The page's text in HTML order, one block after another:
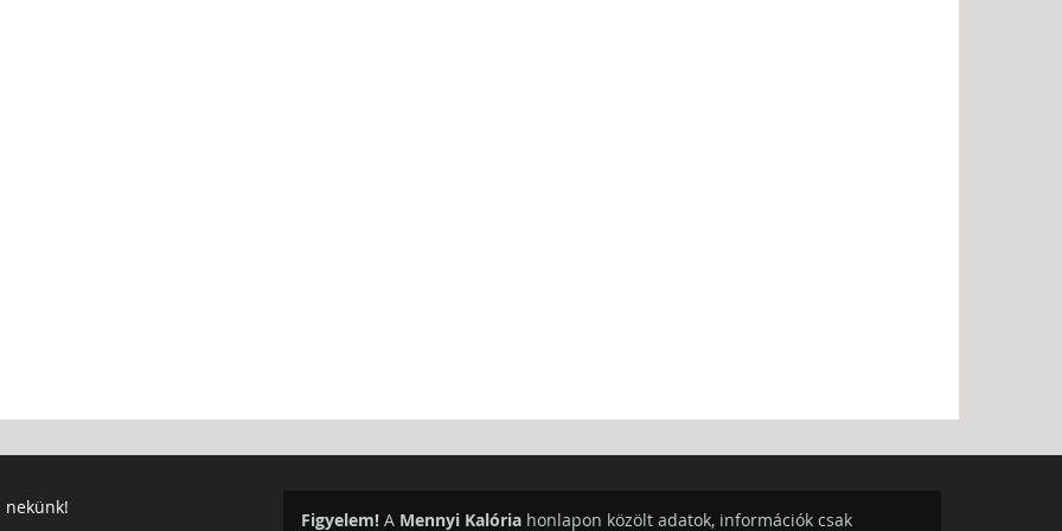
nekünk!
Figyelem! A Mennyi Kalória honlapon közölt adatok, információk csak